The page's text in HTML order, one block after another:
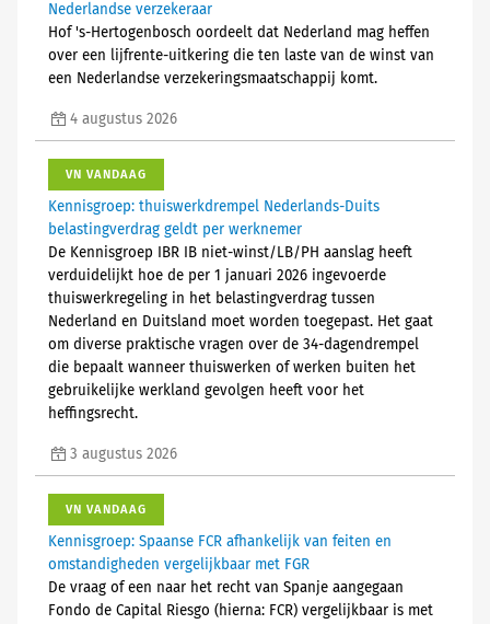
Nederlandse verzekeraar
Hof 's-Hertogenbosch oordeelt dat Nederland mag heffen
over een lijfrente-uitkering die ten laste van de winst van
een Nederlandse verzekeringsmaatschappij komt.
4 augustus 2026
VN VANDAAG
Kennisgroep: thuiswerkdrempel Nederlands-Duits
belastingverdrag geldt per werknemer
De Kennisgroep IBR IB niet-winst/LB/PH aanslag heeft
verduidelijkt hoe de per 1 januari 2026 ingevoerde
thuiswerkregeling in het belastingverdrag tussen
Nederland en Duitsland moet worden toegepast. Het gaat
om diverse praktische vragen over de 34-dagendrempel
die bepaalt wanneer thuiswerken of werken buiten het
gebruikelijke werkland gevolgen heeft voor het
heffingsrecht.
3 augustus 2026
VN VANDAAG
Kennisgroep: Spaanse FCR afhankelijk van feiten en
omstandigheden vergelijkbaar met FGR
De vraag of een naar het recht van Spanje aangegaan
Fondo de Capital Riesgo (hierna: FCR) vergelijkbaar is met